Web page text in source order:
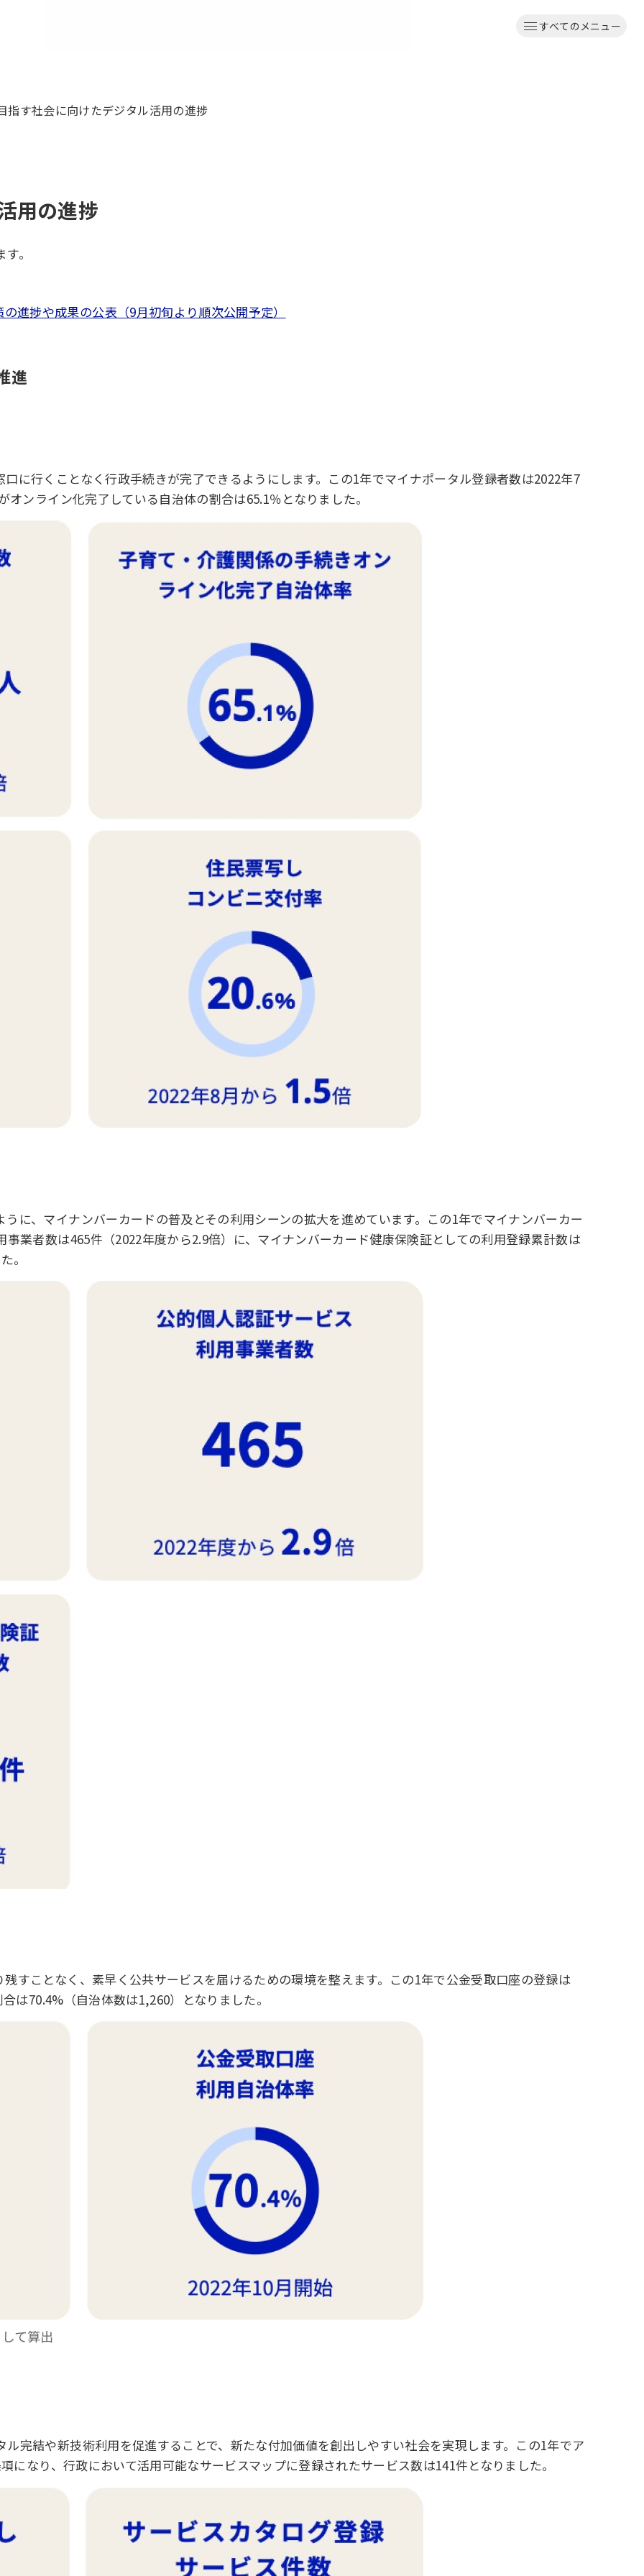
すべてのメニュー
指す社会に向けたデジタル活用の進捗
用の進捗
。
進捗や成果の公表（9月初旬より順次公開予定）
進
に行くことなく行政手続きが完了できるようにします。この1年でマイナポータル登録者数は2022年7
ンライン化完了している自治体の割合は65.1％となりました。
に、マイナンバーカードの普及とその利用シーンの拡大を進めています。この1年でマイナンバーカー
業者数は465件（2022年度から2.9倍）に、マイナンバーカード健康保険証としての利用登録累計数は
。
すことなく、素早く公共サービスを届けるための環境を整えます。この1年で公金受取口座の登録は
は70.4%（自治体数は1,260）となりました。
完結や新技術利用を促進することで、新たな付加価値を創出しやすい社会を実現します。この1年でア
なり、行政において活用可能なサービスマップに登録されたサービス数は141件となりました。